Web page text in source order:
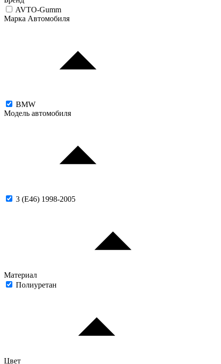
AVTO-Gumm
Марка Автомобиля
BMW
Модель автомобиля
3 (E46) 1998-2005
Материал
Полиуретан
Цвет